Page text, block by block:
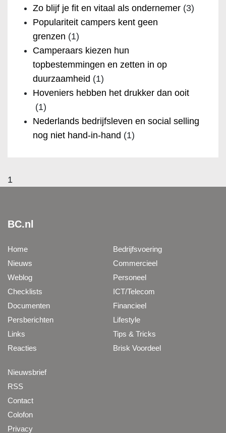
Zo blijf je fit en vitaal als ondernemer (3)
Populariteit campers kent geen
grenzen (1)
Camperaars kiezen hun
topbestemmingen en zetten in op
duurzaamheid (1)
Hoveniers hebben het drukker dan ooit
(1)
Nederlands bedrijfsleven en social selling
nog niet hand-in-hand (1)
1
BC.nl
Home
Nieuws
Weblog
Checklists
Documenten
Persberichten
Links
Reacties
Bedrijfsvoering
Commercieel
Personeel
ICT/Telecom
Financieel
Lifestyle
Tips & Tricks
Brisk Voordeel
Nieuwsbrief
RSS
Contact
Colofon
Privacy